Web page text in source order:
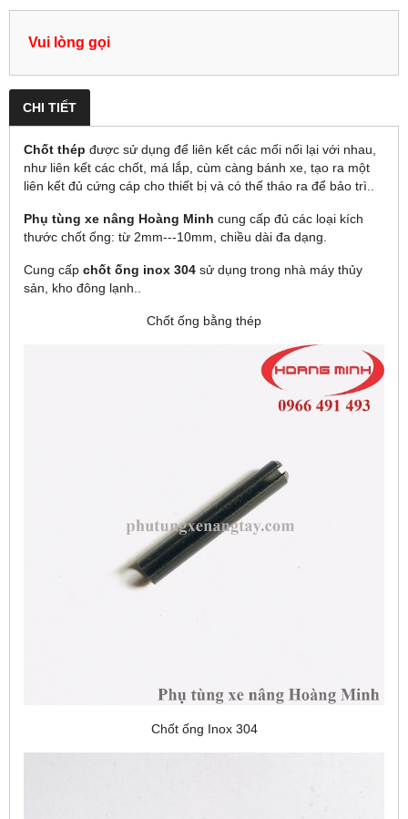
Vui lòng gọi
CHI TIẾT
Chốt thép được sử dụng để liên kết các mối nối lại với nhau,
như liên kết các chốt, má lắp, cùm càng bánh xe, tạo ra một
liên kết đủ cứng cáp cho thiết bị và có thế tháo ra để bảo trì..
Phụ tùng xe nâng Hoàng Minh cung cấp đủ các loại kích
thước chốt ống: từ 2mm---10mm, chiều dài đa dạng.
Cung cấp chốt ống inox 304 sử dụng trong nhà máy thủy
sản, kho đông lạnh..
Chốt ống bằng thép
Chốt ống Inox 304